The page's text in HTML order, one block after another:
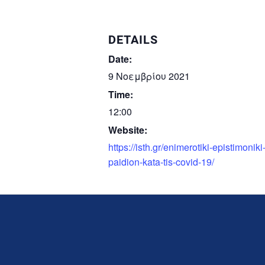
DETAILS
Date:
9 Νοεμβρίου 2021
Time:
12:00
Website:
https://isth.gr/enimerotiki-
paidion-kata-tis-covid-19/